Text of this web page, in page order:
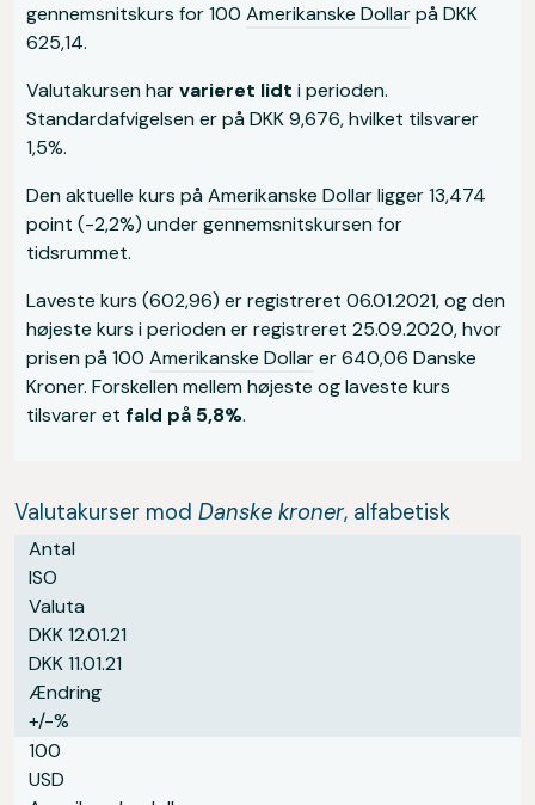
gennemsnitskurs for 100 Amerikanske Dollarpå DKK
625,14.
Valutakursen harvarieret lidt i perioden.
Standardafvigelsen er på DKK 9,676, hvilket tilsvarer
1,5%.
Den aktuelle kurs på Amerikanske Dollarligger 13,474
point (-2,2%) under gennemsnitskursen for
tidsrummet.
Laveste kurs (602,96) er registreret 06.01.2021, og den
højeste kurs i perioden er registreret 25.09.2020, hvor
prisen på 100 Amerikanske Dollarer 640,06 Danske
Kroner. Forskellen mellem højeste og laveste kurs
tilsvarer et fald på 5,8%.
Valutakurser mod Danske kroner, alfabetisk
Antal
ISO
Valuta
DKK 12.01.21
DKK 11.01.21
Ændring
+/-%
100
USD